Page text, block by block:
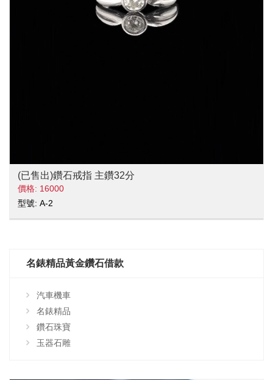
(已售出)鑽石戒指 主鑽32分
價格: 16000
型號: A-2
名錶精品黃金鑽石借款
汽車機車
名錶精品
鑽石珠寶
玉器石雕